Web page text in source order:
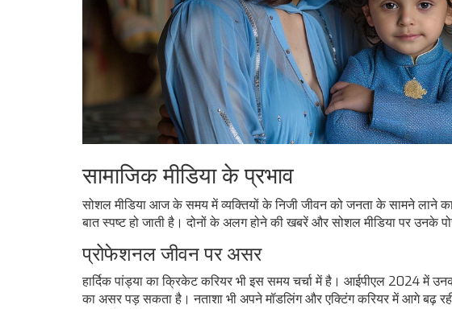
सामाजिक मीडिया के प्रभाव
सोशल मीडिया आज के समय में व्यक्तियों के निजी जीवन को जनता के सामने लाने
बात स्पष्ट हो जाती है। दोनों के अलग होने की खबरें और सोशल मीडिया पर
प्रोफेशनल जीवन पर असर
हार्दिक पांड्या का क्रिकेट करियर भी इस समय चर्चा में है। आईपीएल 2024 में
का असर पड़ सकता है। नताशा भी अपने मॉडलिंग और एक्टिंग करियर में आगे बढ़